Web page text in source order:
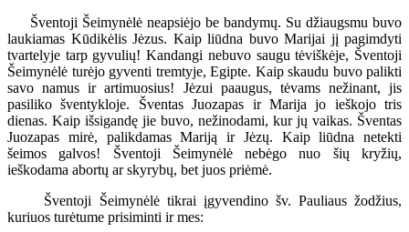
Šventoji Šeimynėlė neapsiėjo be bandymų. Su džiaugsmu buvo
laukiamas Kūdikėlis Jėzus. Kaip liūdna buvo Marijai jį pagimdyti
tvartelyje tarp gyvulių! Kandangi nebuvo saugu tėviškėje, Šventoji
Šeimynėlė turėjo gyventi tremtyje, Egipte. Kaip skaudu buvo palikti
savo namus ir artimuosius! Jėzui paaugus, tėvams nežinant, jis
pasiliko šventykloje. Šventas Juozapas ir Marija jo ieškojo tris
dienas. Kaip išsigandę jie buvo, nežinodami, kur jų vaikas. Šventas
Juozapas mirė, palikdamas Mariją ir Jėzų. Kaip liūdna netekti
šeimos galvos! Šventoji Šeimynėlė nebėgo nuo šių kryžių,
ieškodama abortų ar skyrybų, bet juos priėmė.
Šventoji Šeimynėlė tikrai įgyvendino šv. Pauliaus žodžius,
kuriuos turėtume prisiminti ir mes: